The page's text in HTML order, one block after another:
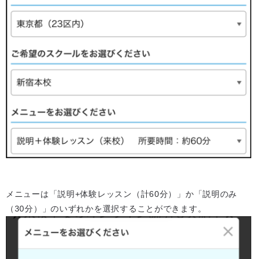
メニューは「説明+体験レッスン（計60分）」か「説明のみ
（30分）」のいずれかを選択することができます。